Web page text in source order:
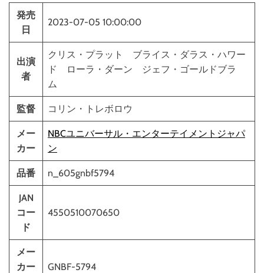
発売
日
2023-07-05 10:00:00
出演
者
クリス・プラット ブライス・ダラス・ハワー
ド ローラ・ダーン ジェフ・ゴールドブラ
ム
監督 コリン・トレボロウ
メー
カー
NBCユニバーサル・エンターテイメントジャパ
ン
品番 n_605gnbf5794
JAN
コー
ド
4550510070650
メー
カー
GNBF-5794